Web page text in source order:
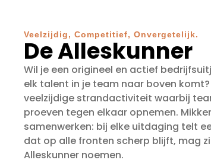
Veelzijdig, Competitief, Onvergetelijk.
De Alleskunner
Wil je een origineel en actief
elk talent in je team naar boven
veelzijdige strandactiviteit waarbij
proeven tegen elkaar opnemen.
samenwerken: bij elke uitdaging telt
dat op alle fronten scherp blijft, mag
Alleskunner noemen.